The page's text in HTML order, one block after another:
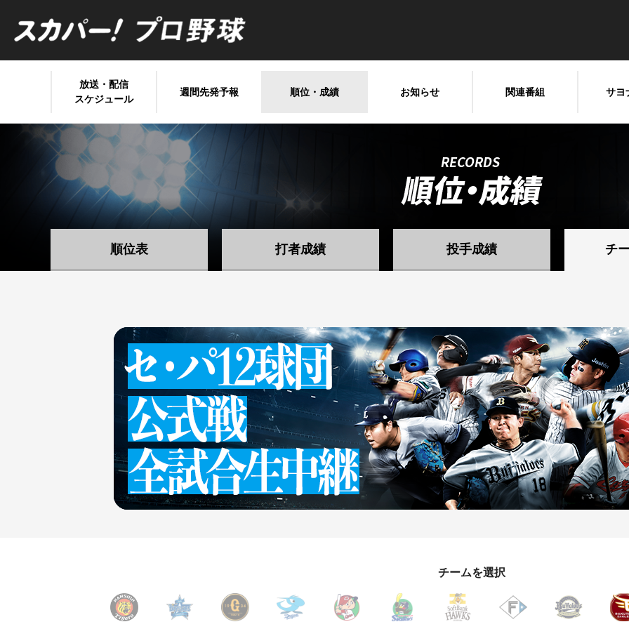
放送・配信
スケジュール
週間先発予報 順位・成績 お知らせ 関連番組 サヨ
順位表 打者成績 投手成績 チ
チームを選択